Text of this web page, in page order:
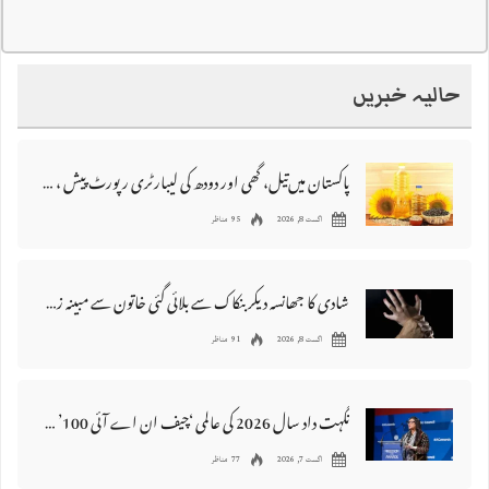
حالیہ خبریں
پاکستان میں‌تیل، گھی اور دودھ کی لیبارٹری رپورٹ پیش ، 176 نمونے غیر معیاری قرار
اگست 8, 2026 95 مناظر
شادی کا جھانسہ دیکر بنکاک سے بلائی گئی خاتون سے مبینہ زیادتی، ملزم گرفتار
اگست 8, 2026 91 مناظر
نگہت داد سال 2026 کی عالمی ‘چیف ان اے آئی 100’ فہرست میں شامل
اگست 7, 2026 77 مناظر